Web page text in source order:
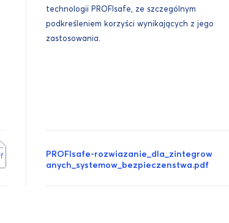
technologii PROFIsafe, ze szczególnym
podkreśleniem korzyści wynikających z jego
zastosowania.
PROFIsafe-rozwiazanie_dla_zintegrow
anych_systemow_bezpieczenstwa.pdf